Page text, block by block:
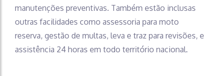
manutenções preventivas. Também estão inclusas
outras facilidades como assessoria para moto
reserva, gestão de multas, leva e traz para revisões, e
assistência 24 horas em todo território nacional.